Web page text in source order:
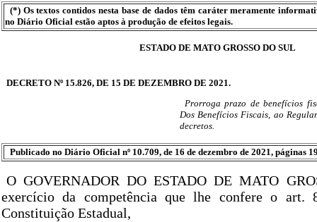
(*) Os textos contidos nesta base de dados têm caráter meramente
no Diário Oficial estão aptos à produção de efeitos legais.
ESTADO DE MATO GROSSO DO SUL
DECRETO Nº 15.826, DE 15 DE DEZEMBRO DE 2021.
Prorroga prazo de benefícios
Dos Benefícios Fiscais, ao
decretos.
Publicado no Diário Oficial nº 10.709, de 16 de dezembro de 2021, páginas
O GOVERNADOR DO ESTADO DE MATO
exercício da competência que lhe confere o
Constituição Estadual,